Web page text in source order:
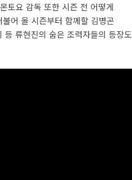
토요 감독 또한 시즌 전 어떻게
어 올 시즌부터 함께할 김병곤
류현진의 숨은 조력자들의 등장도